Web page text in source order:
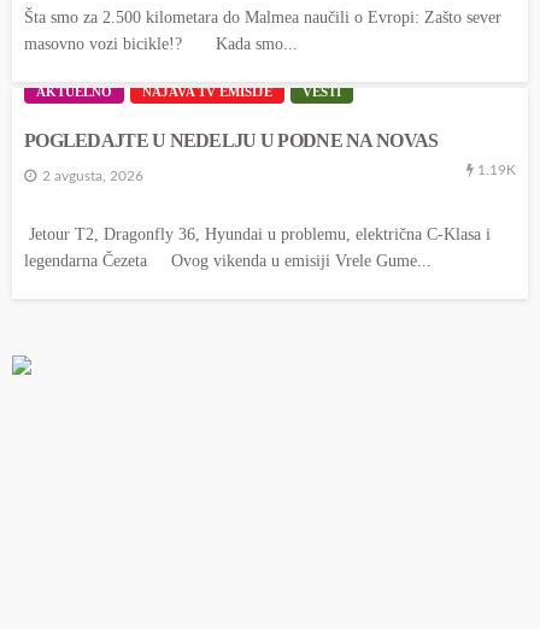
Šta smo za 2.500 kilometara do Malmea naučili o Evropi: Zašto sever
masovno vozi bicikle!? Kada smo...
AKTUELNO NAJAVA TV EMISIJE VESTI
POGLEDAJTE U NEDELJU U PODNE NA NOVAS
2 avgusta, 2026 1.19K
Jetour T2, Dragonfly 36, Hyundai u problemu, električna C-Klasa i
legendarna Čezeta Ovog vikenda u emisiji Vrele Gume...